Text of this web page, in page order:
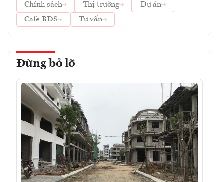
Chính sách
Thị trường
Dự án
Cafe BĐS
Tư vấn
Đừng bỏ lỡ